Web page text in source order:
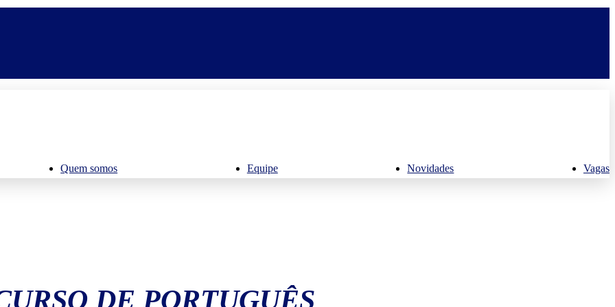
Quem somos Equipe Novidades Vagas
DE PORTUGUÊS